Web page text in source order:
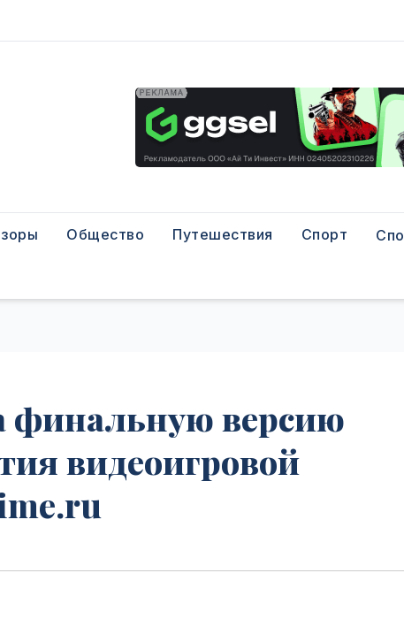
Общество Путешествия Спорт
финальную версию
видеоигровой